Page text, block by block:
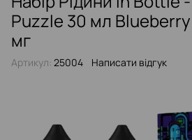
Puzzle 30 мл
мг
Артикул: 25004 Написати відгук